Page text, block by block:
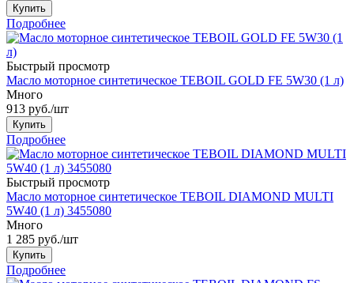
Купить
Подробнее
Быстрый просмотр
Масло моторное синтетическое TEBOIL GOLD FE 5W30 (1 л)
Много
913 руб./шт
Купить
Подробнее
Быстрый просмотр
Масло моторное синтетическое TEBOIL DIAMOND MULTI
5W40 (1 л) 3455080
Много
1 285 руб./шт
Купить
Подробнее